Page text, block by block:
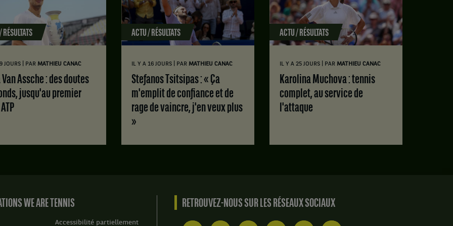
JOURS PAR MATHIEU CANAC
jusqu'au premier
ACTU / RÉSULTATS
IL Y A 16 JOURS PAR MATHIEU CANAC
Stefanos Tsitsipas : « Ça
m'emplit de confiance et de
rage de vaincre, j'en veux plus
»
ACTU / RÉSULTATS
IL Y A 25 JOURS PAR MATHIEU CANAC
Karolina Muchova : tennis
complet, au service de
l'attaque
WE ARE TENNIS
Accessibilité partiellement
RETROUVEZ-NOUS SUR LES RÉSEAUX SOCIAUX